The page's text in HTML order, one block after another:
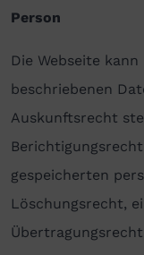
Person
Die Webseite
beschriebenen
Auskunftsrecht
gespeicherten
Löschungsrecht,